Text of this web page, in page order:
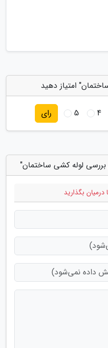
امتیاز دهید
4
5 رای
بررسی لوله کشی ساختمان"
درمیان بگذارید